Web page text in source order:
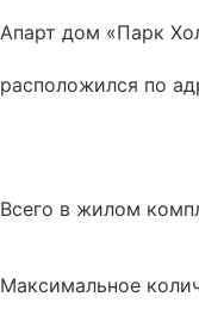
Апарт дом «Парк
расположился по
Всего в жилом
Максимальное